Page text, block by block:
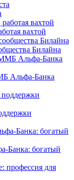
вахтой
Билайна
Альфа-Банка
Банка: богатый